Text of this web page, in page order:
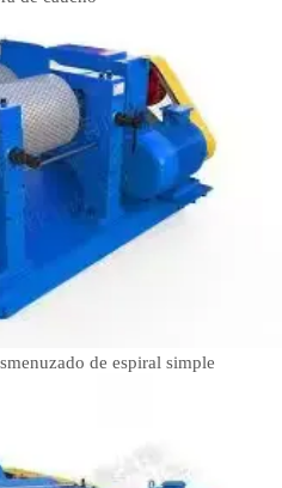
de espiral simple